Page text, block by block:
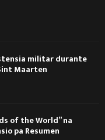
militar durante
Maarten
of the World” na
pa Resumen